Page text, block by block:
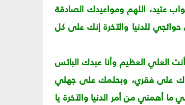
عتيد، اللهم ومواعيدك الصادقة
للدنيا والآخرة إنك على كل
العلي العظيم وأنا عبدك البائس
على فقري، وبحلمك على جهلي
أهمني من أمر الدنيا والآخرة يا